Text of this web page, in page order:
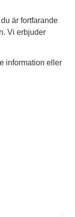
är fortfarande
Vi erbjuder
information eller